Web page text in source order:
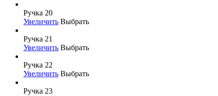
Ручка 20
Увеличить Выбрать
Ручка 21
Увеличить Выбрать
Ручка 22
Увеличить Выбрать
Ручка 23